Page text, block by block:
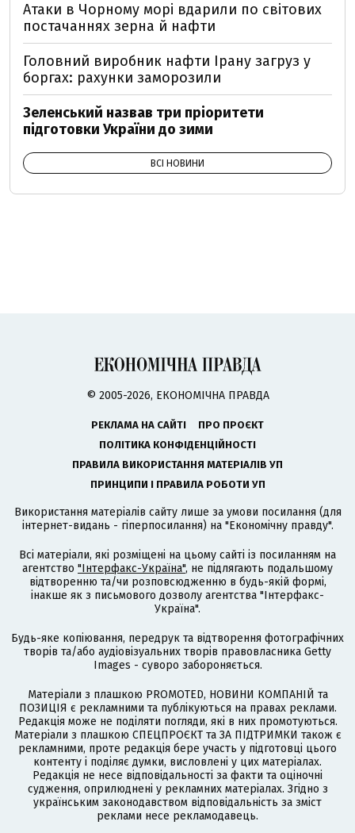
Атаки в Чорному морі вдарили по світових
постачаннях зерна й нафти
Головний виробник нафти Ірану загруз у
боргах: рахунки заморозили
Зеленський назвав три пріоритети
підготовки України до зими
ВСІ НОВИНИ
© 2005-2026, ЕКОНОМІЧНА ПРАВДА
РЕКЛАМА НА САЙТІ
ПРО ПРОЄКТ
ПОЛІТИКА КОНФІДЕНЦІЙНОСТІ
ПРАВИЛА ВИКОРИСТАННЯ МАТЕРІАЛІВ УП
ПРИНЦИПИ І ПРАВИЛА РОБОТИ УП
Використання матеріалів сайту лише за умови посилання (для
інтернет-видань - гіперпосилання) на "Економічну правду".
Всі матеріали, які розміщені на цьому сайті із посиланням на
агентство "Інтерфакс-Україна", не підлягають подальшому
відтворенню та/чи розповсюдженню в будь-якій формі,
інакше як з письмового дозволу агентства "Інтерфакс-
Україна".
Будь-яке копіювання, передрук та відтворення фотографічних
творів та/або аудіовізуальних творів правовласника Getty
Images - суворо забороняється.
Матеріали з плашкою PROMOTED, НОВИНИ КОМПАНІЙ та
ПОЗИЦІЯ є рекламними та публікуються на правах реклами.
Редакція може не поділяти погляди, які в них промотуються.
Матеріали з плашкою СПЕЦПРОЄКТ та ЗА ПІДТРИМКИ також є
рекламними, проте редакція бере участь у підготовці цього
контенту і поділяє думки, висловлені у цих матеріалах.
Редакція не несе відповідальності за факти та оціночні
судження, оприлюднені у рекламних матеріалах. Згідно з
українським законодавством відповідальність за зміст
реклами несе рекламодавець.